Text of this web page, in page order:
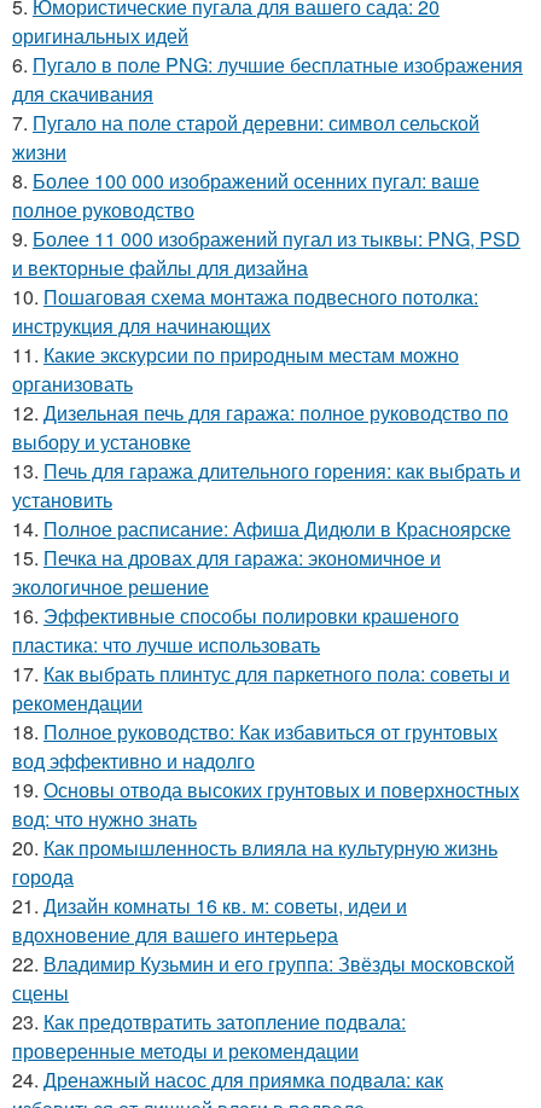
5. Юмористические пугала для вашего сада: 20
оригинальных идей
6. Пугало в поле PNG: лучшие бесплатные изображения
для скачивания
7. Пугало на поле старой деревни: символ сельской
жизни
8. Более 100 000 изображений осенних пугал: ваше
полное руководство
9. Более 11 000 изображений пугал из тыквы: PNG, PSD
и векторные файлы для дизайна
10. Пошаговая схема монтажа подвесного потолка:
инструкция для начинающих
11. Какие экскурсии по природным местам можно
организовать
12. Дизельная печь для гаража: полное руководство по
выбору и установке
13. Печь для гаража длительного горения: как выбрать и
установить
14. Полное расписание: Афиша Дидюли в Красноярске
15. Печка на дровах для гаража: экономичное и
экологичное решение
16. Эффективные способы полировки крашеного
пластика: что лучше использовать
17. Как выбрать плинтус для паркетного пола: советы и
рекомендации
18. Полное руководство: Как избавиться от грунтовых
вод эффективно и надолго
19. Основы отвода высоких грунтовых и поверхностных
вод: что нужно знать
20. Как промышленность влияла на культурную жизнь
города
21. Дизайн комнаты 16 кв. м: советы, идеи и
вдохновение для вашего интерьера
22. Владимир Кузьмин и его группа: Звёзды московской
сцены
23. Как предотвратить затопление подвала:
проверенные методы и рекомендации
24. Дренажный насос для приямка подвала: как